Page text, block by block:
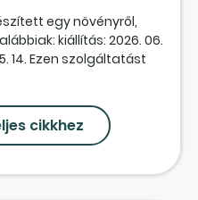
egy növényről,
kiállítás: 2026. 06.
14. Ezen szolgáltatást
cikkhez